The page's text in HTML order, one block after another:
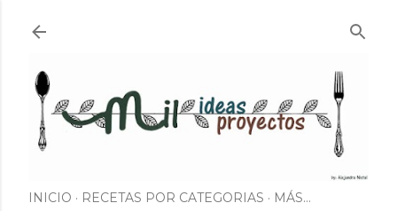
INICIO RECETAS POR CATEGORIAS MÁS…